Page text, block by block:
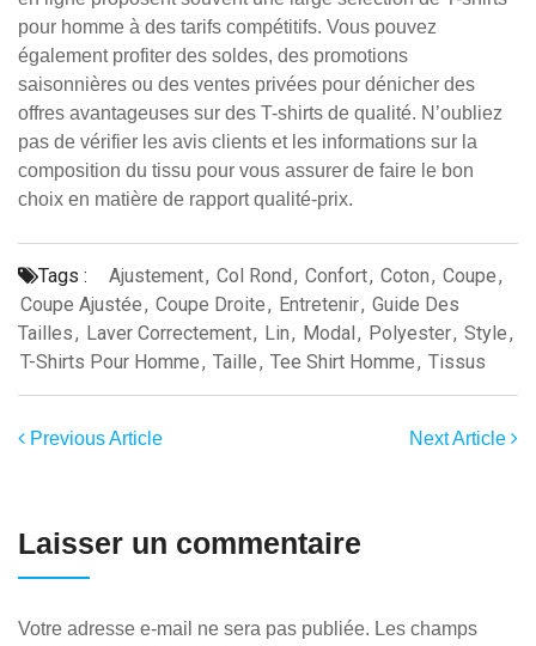
pour homme à des tarifs compétitifs. Vous pouvez
également profiter des soldes, des promotions
saisonnières ou des ventes privées pour dénicher des
offres avantageuses sur des T-shirts de qualité. N’oubliez
pas de vérifier les avis clients et les informations sur la
composition du tissu pour vous assurer de faire le bon
choix en matière de rapport qualité-prix.
Tags : Ajustement, Col Rond, Confort, Coton, Coupe,
Coupe Ajustée, Coupe Droite, Entretenir, Guide Des
Tailles, Laver Correctement, Lin, Modal, Polyester, Style,
T-Shirts Pour Homme, Taille, Tee Shirt Homme, Tissus
Previous Article Next Article
Laisser un commentaire
Votre adresse e-mail ne sera pas publiée. Les champs